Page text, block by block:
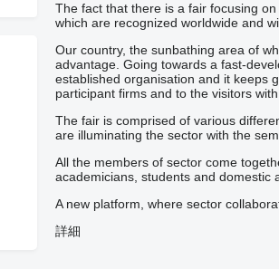
The fact that there is a fair focusing
which are recognized worldwide and
Our country, the sunbathing area of
advantage. Going towards a fast-
established organisation and it keeps
participant firms and to the visitors
The fair is comprised of various
are illuminating the sector with the
All the members of sector come
academicians, students and domestic
A new platform, where sector
詳細